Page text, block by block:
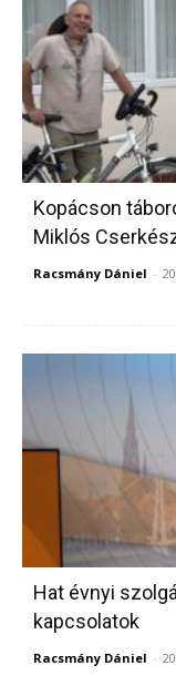
Kopácson
Miklós
Racsmány Dániel -
Hat évnyi
kapcsolatok
Racsmány Dániel -